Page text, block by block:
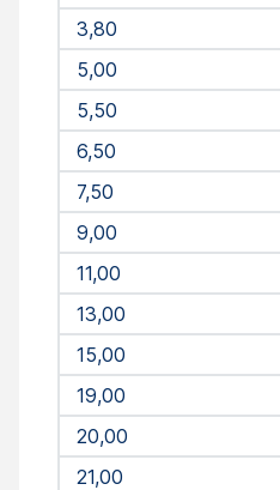
3,80
5,00
5,50
6,50
7,50
9,00
11,00
13,00
15,00
19,00
20,00
21,00